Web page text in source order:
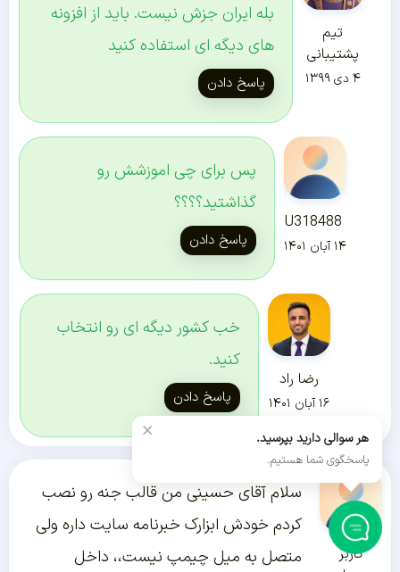
تیم
پشتیبانی
۴ دی ۱۳۹۹
بله ایران جزش نیست. باید از افزونه
های دیگه ای استفاده کنید
پاسخ دادن
U318488
۱۴ آبان ۱۴۰۱
پس برای چی اموزشش رو
گذاشتید؟؟؟؟
پاسخ دادن
رضا راد
۱۶ آبان ۱۴۰۱
خب کشور دیگه ای رو انتخاب
کنید.
پاسخ دادن
کاربر
سلام آقای حسینی من قالب جنه رو نصب
کردم خودش ابزارک خبرنامه سایت داره ولی
متصل به میل چیمپ نیست،، داخل
× هر سوالی دارید بپرسید.
پاسخگوی شما هستیم.